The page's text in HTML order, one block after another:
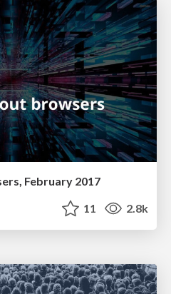
February 2017
11 2.8k